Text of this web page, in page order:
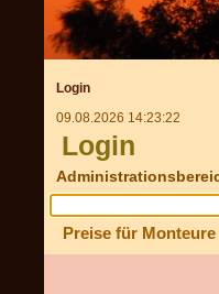
Login
09.08.2026 14:23:22
Login
Preise für